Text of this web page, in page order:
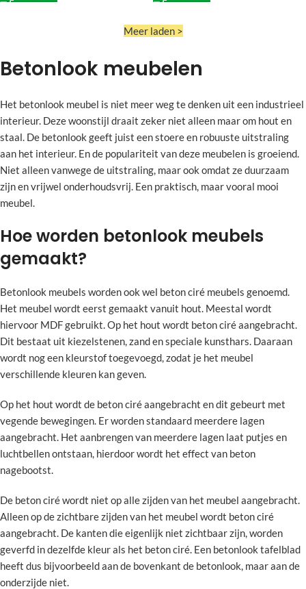
Meer laden >
Betonlook meubelen
Het betonlook meubel is niet meer weg te denken uit een industrieel
interieur. Deze woonstijl draait zeker niet alleen maar om hout en
staal. De betonlook geeft juist een stoere en robuuste uitstraling
aan het interieur. En de populariteit van deze meubelen is groeiend.
Niet alleen vanwege de uitstraling, maar ook omdat ze duurzaam
zijn en vrijwel onderhoudsvrij. Een praktisch, maar vooral mooi
meubel.
Hoe worden betonlook meubels
gemaakt?
Betonlook meubels worden ook wel beton ciré meubels genoemd.
Het meubel wordt eerst gemaakt vanuit hout. Meestal wordt
hiervoor MDF gebruikt. Op het hout wordt beton ciré aangebracht.
Dit bestaat uit kiezelstenen, zand en speciale kunsthars. Daaraan
wordt nog een kleurstof toegevoegd, zodat je het meubel
verschillende kleuren kan geven.
Op het hout wordt de beton ciré aangebracht en dit gebeurt met
vegende bewegingen. Er worden standaard meerdere lagen
aangebracht. Het aanbrengen van meerdere lagen laat putjes en
luchtbellen ontstaan, hierdoor wordt het effect van beton
nagebootst.
De beton ciré wordt niet op alle zijden van het meubel aangebracht.
Alleen op de zichtbare zijden van het meubel wordt beton ciré
aangebracht. De kanten die eigenlijk niet zichtbaar zijn, worden
geverfd in dezelfde kleur als het beton ciré. Een betonlook tafelblad
heeft dus bijvoorbeeld aan de bovenkant de betonlook, maar aan de
onderzijde niet.